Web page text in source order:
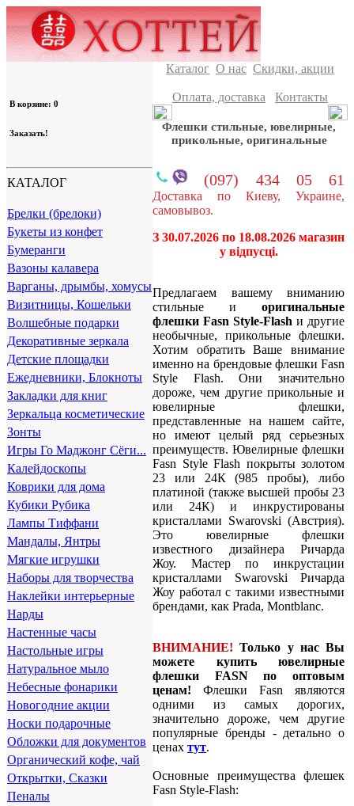
В корзине: 0
Заказать!
КАТАЛОГ
Брелки (брелоки)
Букеты из конфет
Бумеранги
Вазоны калавера
Варганы, дрымбы, хомусы
Визитницы, Кошельки
Волшебные подарки
Декоративные зеркала
Детские площадки
Ежедневники, Блокноты
Закладки для книг
Зеркальца косметические
Зонты
Игры Го Маджонг Сёги...
Калейдоскопы
Коврики для дома
Кубики Рубика
Лампы Тиффани
Мандалы, Янтры
Мягкие игрушки
Наборы для творчества
Наклейки интерьерные
Нарды
Настенные часы
Настольные игры
Натуральное мыло
Небесные фонарики
Новогодние акции
Носки подарочные
Обложки для документов
Органический кофе, чай
Открытки, Сказки
Пеналы
Каталог О нас Скидки, акции
Оплата, доставка Контакты
Флешки стильные, ювелирные,
прикольные, оригинальные
(097) 434 05 61
Доставка по Киеву, Украине,
самовывоз.
З 30.07.2026 по 18.08.2026 магазин
у відпусці.
Предлагаем вашему вниманию
стильные и оригинальные
флешки Fasn Style-Flash и другие
необычные, прикольные флешки.
Хотим обратить Ваше внимание
именно на брендовые флешки Fasn
Style Flash. Они значительно
дороже, чем другие прикольные и
ювелирные флешки,
представленные на нашем сайте,
но имеют целый ряд серьезных
преимуществ. Ювелирные флешки
Fasn Style Flash покрыты золотом
23 или 24К (985 пробы), либо
платиной (также высшей пробы 23
или 24К) и инкрустированы
кристаллами Swarovski (Австрия).
Это ювелирные флешки
известного дизайнера Ричарда
Жоу. Мастер по инкрустации
кристаллами Swarovski Ричарда
Жоу работал с такими известными
брендами, как Prada, Montblanc.
ВНИМАНИЕ! Только у нас Вы
можете купить ювелирные
флешки FASN по оптовым
ценам! Флешки Fasn являются
одними из самых дорогих,
значительно дороже, чем другие
популярные бренды - детально о
ценах тут.
Основные преимущества флешек
Fasn Style-Flash: